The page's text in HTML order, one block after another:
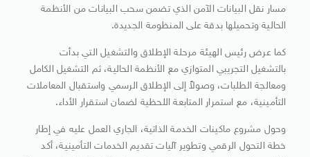
مسار نقل البيانات الآمن الذي تضمن سحب البيانات من الأنظمة
الحالية وتحميلها بدقة على المنظومة الجديدة.
كما عرض رئيس الهيئة مرحلة الإطلاق والتشغيل التي بدأت
بالتشغيل التجريبي المتوازي مع الأنظمة الحالية، ثم التشغيل الكامل
ومعالجة الطلبات، وصولاً إلى الإطلاق الرسمي واستقبال المعاملات
التأمينية، مع استمرار المتابعة اللحظية لضمان استقرار الأداء.
وحول مشروع ماكينات الخدمة الذاتية، الجاري العمل عليه في إطار
خطة التحول الرقمي وتطوير آليات تقديم الخدمات التأمينية، أكد